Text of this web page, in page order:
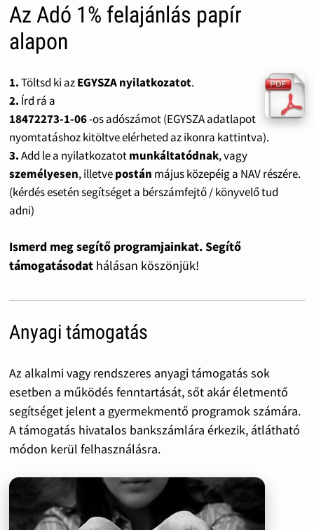
Az Adó 1% felajánlás papír
alapon
1.Töltsd ki azEGYSZA nyilatkozatot.
2. Írd rá a
18472273-1-06-os adószámot (EGYSZA adatlapot
nyomtatáshoz kitöltve elérheted az ikonra kattintva).
3.Add le a nyilatkozatotmunkáltatódnak, vagy
személyesen, illetvepostán május közepéig a NAV részére.
(kérdés esetén segítséget a bérszámfejtő / könyvelő tud
adni)
Ismerd meg segítő programjainkat. Segítő
támogatásodat hálásan köszönjük!
Anyagi támogatás
Az alkalmi vagy rendszeres anyagi támogatás sok
esetben a működés fenntartását, sőt akár életmentő
segítséget jelent a gyermekmentő programok számára.
A támogatás hivatalos bankszámlára érkezik, átlátható
módon kerül felhasználásra.